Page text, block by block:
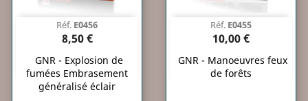
Réf. E0456
8,50 €
GNR - Explosion de
fumées Embrasement
généralisé éclair
Réf. E0455
10,00 €
GNR - Manoeuvres feux
de forêts